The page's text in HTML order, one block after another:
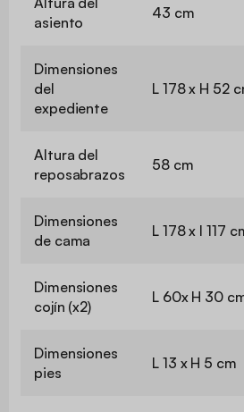
asiento
43 cm
Dimensiones
del
expediente
L 178 x H 52
Altura del
reposabrazos
58 cm
Dimensiones
de cama
L 178 x l 117
Dimensiones
cojín (x2)
L 60x H 30
Dimensiones
pies
L 13 x H 5 cm